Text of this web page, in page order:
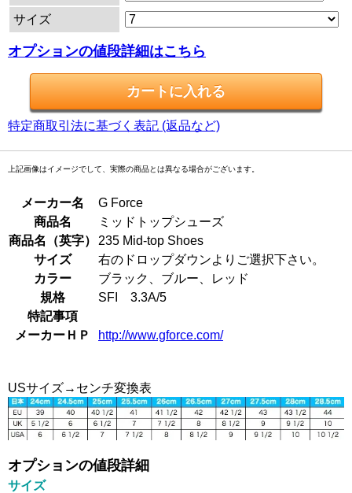
サイズ
オプションの値段詳細はこちら
特定商取引法に基づく表記 (返品など)
上記画像はイメージでして、実際の商品とは異なる場合がございます。
メーカー名
G Force
商品名
ミッドトップシューズ
商品名（英字）
235 Mid-top Shoes
サイズ
右のドロップダウンよりご選択下さい。
カラー
ブラック、ブルー、レッド
規格
SFI 3.3A/5
特記事項
メーカーＨＰ
http://www.gforce.com/
USサイズ→センチ変換表
オプションの値段詳細
サイズ